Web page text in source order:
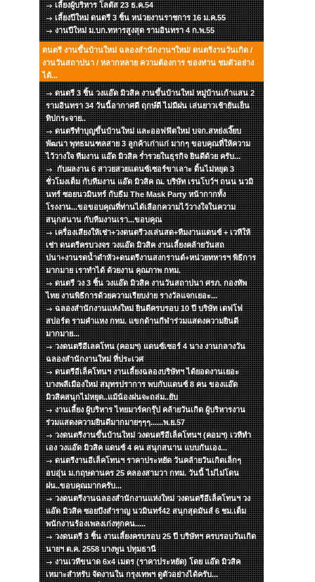
เลี้ยงผู้บริหาร โลตัส 23 ธ.ค.54
เลี้ยงปีใหม่ ดนตรี 3 ชิ้น หน่วยงานราชการ 16 ม.ค.55
งานปีใหม่ ม.บก.ทหารสูงสุด รามอินทรา 4 ก.พ.55
ดนตรี งานขึ้นบ้านใหม่ ฉลองสำนักงานฯใหม่/ ดนตรีงานวันเกิด /
งานวันสถาปนา / หลากหลาย ความต้องการ ของท่าน ชมตัวอย่าง
ได้...
ดนตรี 3 ชิ้น วงแอ๊ด มิวสิค งานขึ้นบ้านใหม่ หมู่บ้านเก้าแสน 2
รามอินทรา 34 วันนี้อากาศดี ฤกษ์ดี ไม่มีฝน เล่นยาวเช้ายันเย็น
ทิปกระจาย..
ดนตรีทำบุญขึ้นบ้านใหม่ และออฟฟิตใหม่ บจก.สหย่งเงี๊ยบ
พัฒนา พุทธมนฑลสาย 3 ลูกค้าเก่าแก่ มากๆ ขอบคุณที่ให้ความ
ไว้วางใจ ทีมงาน แอ๊ด มิวสิค ร่ำรวยในธุรกิจ ยินดีด้วย ครับ...
กับผลงาน 6 สาวยสวยแดนซ์เซอร์ขาเลาะ ดิ้นไม่หยุด 3
ชั่วโมงเต็ม กับทีมงาน แอ๊ด มิวสิค ณ. บริษัท เรนโบว์ฯ ถนน นวมิ
นทร์ ซอยนวมินทร์ กับธีม The Mask Party หน้ากากทั้ง
โรงงาน...ขอขอบคุณที่ท่านได้เลือกความไว้วางใจในความ
สนุกสนาน กับทีมงานเรา...ขอบคุณ
เครื่องเสียงให้เช่า+วงดนตรีวงเล่นสด+ทีมงานแดนซ์ + เวทีให้
เช่า ดนตรีครบวงจร วงแอ๊ด มิวสิค งานเลี้ยงคล้ายวันสถ
ปนา+งานรดน้ำดำหัว+ดนตรีงานสงกรานต์+หน่วยทหารฯ พิธีการ
มากมาย เราทำได้ ด้วยงาน คุณภาพ กทม.
ดนตรี วง 3 ชิ้น วงแอ๊ด มิวสิค งานวันสถาปนา ศรภ. กองทัพ
ไทย งานพิธีการด้วยความเรียบง่าย รางวัลแจกเยอะ...
ฉลองสำนักงานแห่งใหม่ ยินดีครบรอบ 10 ปี บริษัท เดฟโฟ
สปอร์ต รามคำแหง กทม. แขกด้านกีฬาร่วมแสดงความยินดี
มากมาย...
วงดนตรีอีเลคโทน (คอมฯ) แดนซ์เซอร์ 4 นาง งานกลางวัน
ฉลองสำนักงานใหม่ ที่ประเวศ
ดนตรีอีเล็คโทนฯ งานเลี้ยงฉลองบริษัทฯ ได้ยอดงานเยอะ
บางพลีเมืองใหม่ สมุทรปราการ พบกับแดนซ์ 8 คน ของแอ๊ด
มิวสิคสนุกไม่หยุด..แม้น้องฝนจะถล่ม..ยับ
งานเลี้ยง ผู้บริหาร ไทยมาร์คกรุ๊ป คล้ายวันเกิด ผู้บริหารงาน
ร่วมแสดงความยินดีมากมายๆๆๆ......พ.ย.57
วงดนตรีงานขึ้นบ้านใหม่ วงดนตรีอีเล็คโทนฯ (คอมฯ) เวทีทำ
เอง วงแอ๊ด มิวสิค แดนซ์ 4 คน สนุกสนาน แบบกันเอง...
ดนตรีงานอีเล็คโทนฯ ราคาประหยัด วันคล้ายวันเกิดเล็กๆ
อบอุ่น ม.กฤษดานคร 25 คลองสามวา กทม. วันนี้ ไม่ไม่โดน
ฝน..ขอบคุณมากครับ...
วงดนตรีงานฉลองสำนักงานแห่งใหม่ วงดนตรีอีเล็คโทนฯ วง
แอ๊ด มิวสิค ซอยบึงสำราญ นวมินทร์42 สนุกสุดมันส์ 6 ชม.เต็ม
พนักงานร้องเพลงเก่งทุกคน.....
วงดนตรี 3 ชิ้น งานเลี้ยงครบรอบ 25 ปี บริษัทฯ ครบรอบวันเกิด
นายฯ ต.ค. 2558 บางพูน ปทุมธานี
งานเวทีขนาด 6x4 เมตร (ราคาประหยัด) โดย แอ๊ด มิวสิค
เหมาะสำหรับ จัดงานใน กรุงเทพฯ ดูตัวอย่างได้ครับ...